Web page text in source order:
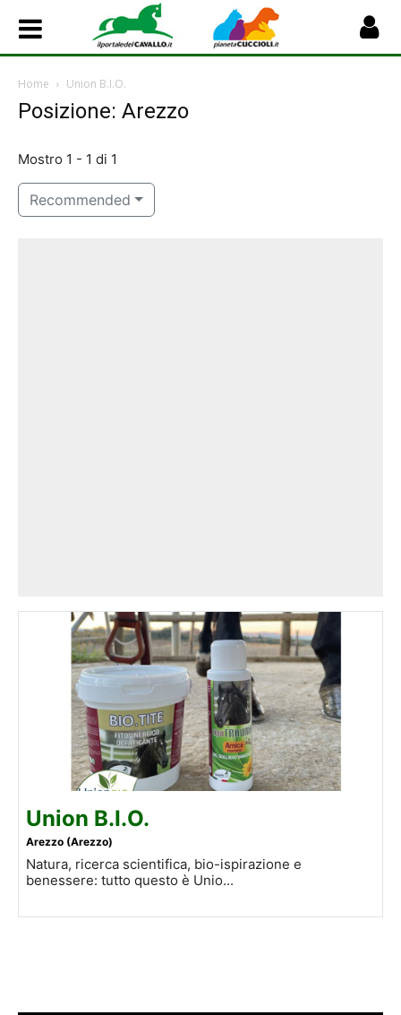
Home Union B.I.O.
Posizione: Arezzo
Mostro 1 - 1 di 1
Recommended
Union B.I.O.
Arezzo (Arezzo)
Natura, ricerca scientifica, bio-ispirazione e
benessere: tutto questo è Unio...